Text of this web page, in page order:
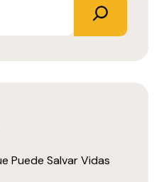
Puede Salvar Vidas